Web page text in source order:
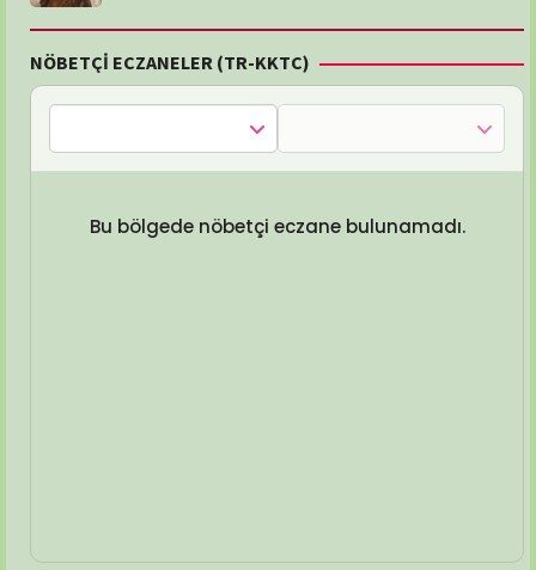
NÖBETÇİ ECZANELER (TR-KKTC)
Bu bölgede nöbetçi eczane bulunamadı.